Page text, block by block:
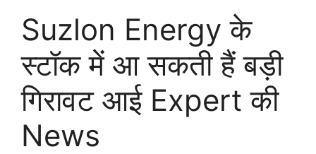
Suzlon Energy के
स्टॉक में आ सकती हैं बड़ी
गिरावट आई Expert की
News